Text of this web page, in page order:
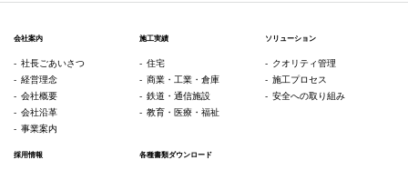
会社案内
社長ごあいさつ
経営理念
会社概要
会社沿革
事業案内
施工実績
住宅
商業・工業・倉庫
鉄道・通信施設
教育・医療・福祉
ソリューション
クオリティ管理
施工プロセス
安全への取り組み
採用情報 各種書類ダウンロード